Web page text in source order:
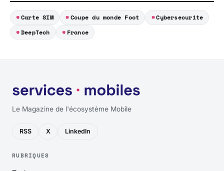
Carte SIM Coupe du monde Foot
Cybersecurite
DeepTech
France
Le Magazine de l'écosystème Mobile
RSS X LinkedIn
RUBRIQUES